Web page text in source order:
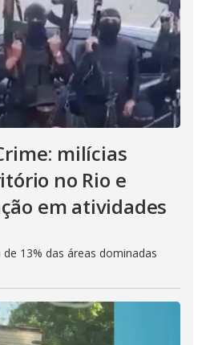
milícias
no Rio e
em atividades
13% das áreas dominadas